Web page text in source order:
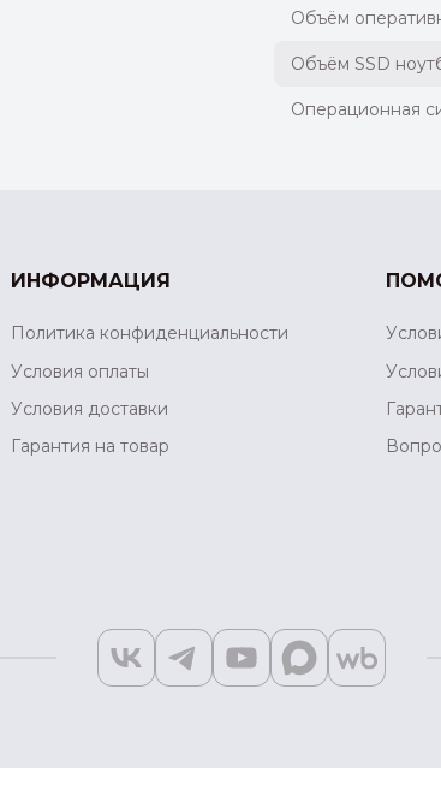
Объём
Объём SSD
Операционная
ИНФОРМАЦИЯ
Политика конфиденциальности
Условия оплаты
Условия доставки
Гарантия на товар